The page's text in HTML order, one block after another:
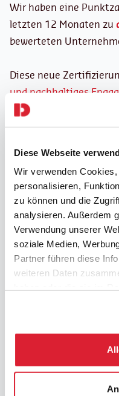
Diese Webseite
Wir verwenden
personalisieren,
zu können und die
analysieren. Außerdem
Verwendung unserer
soziale Medien,
Partner führen diese
weiteren Daten
Wir haben eine
letzten 12 Monaten zu
bewerteten
Diese neue
und nachhaltiges
Verantwortung der
Neueste
Alle unsere